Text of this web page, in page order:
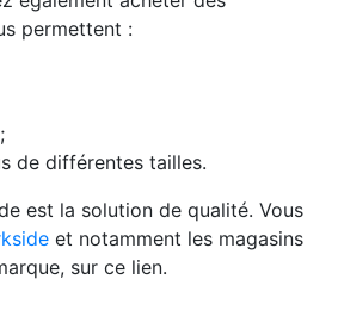
permettent :
de différentes tailles.
est la solution de qualité. Vous
et notamment les magasins
sur ce lien.